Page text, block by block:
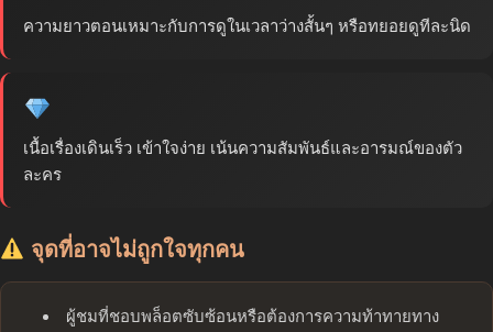
ความยาวตอนเหมาะกับการดูในเวลาว่างสั้นๆ หรือทยอยดูทีละนิด
เนื้อเรื่องเดินเร็ว เข้าใจง่าย เน้นความสัมพันธ์และอารมณ์ของตัว
ละคร
จุดที่อาจไม่ถูกใจทุกคน
ผู้ชมที่ชอบพล็อตซับซ้อนหรือต้องการความท้าทายทาง